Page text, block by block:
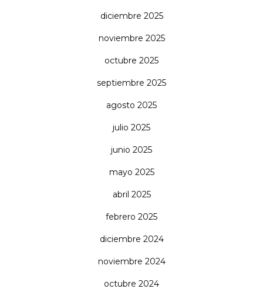
diciembre 2025
noviembre 2025
octubre 2025
septiembre 2025
agosto 2025
julio 2025
junio 2025
mayo 2025
abril 2025
febrero 2025
diciembre 2024
noviembre 2024
octubre 2024